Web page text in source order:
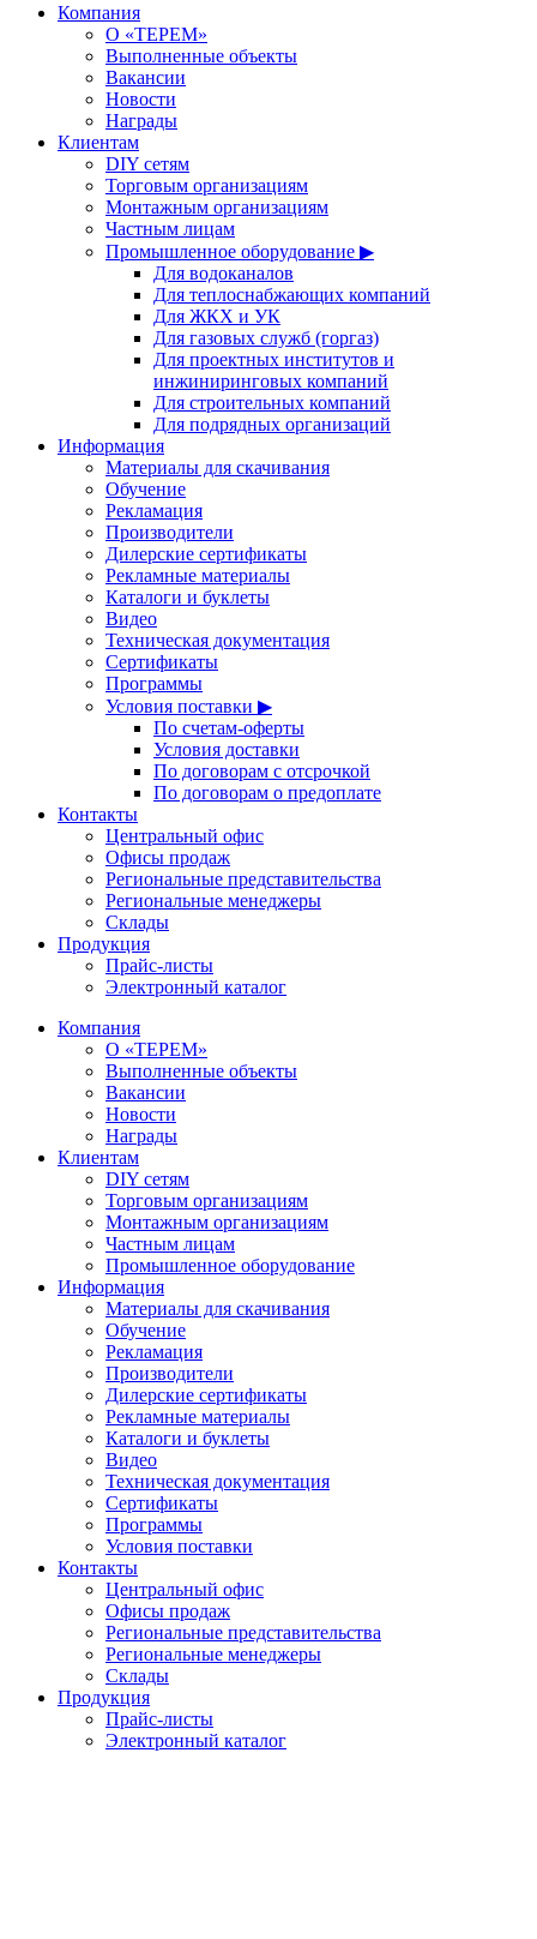
Компания
О «ТЕРЕМ»
Выполненные объекты
Вакансии
Новости
Награды
Клиентам
DIY сетям
Торговым организациям
Монтажным организациям
Частным лицам
Промышленное оборудование ▶
Для водоканалов
Для теплоснабжающих компаний
Для ЖКХ и УК
Для газовых служб (горгаз)
Для проектных институтов и
инжиниринговых компаний
Для строительных компаний
Для подрядных организаций
Информация
Материалы для скачивания
Обучение
Рекламация
Производители
Дилерские сертификаты
Рекламные материалы
Каталоги и буклеты
Видео
Техническая документация
Сертификаты
Программы
Условия поставки ▶
По счетам-оферты
Условия доставки
По договорам с отсрочкой
По договорам о предоплате
Контакты
Центральный офис
Офисы продаж
Региональные представительства
Региональные менеджеры
Склады
Продукция
Прайс-листы
Электронный каталог
Компания
О «ТЕРЕМ»
Выполненные объекты
Вакансии
Новости
Награды
Клиентам
DIY сетям
Торговым организациям
Монтажным организациям
Частным лицам
Промышленное оборудование
Информация
Материалы для скачивания
Обучение
Рекламация
Производители
Дилерские сертификаты
Рекламные материалы
Каталоги и буклеты
Видео
Техническая документация
Сертификаты
Программы
Условия поставки
Контакты
Центральный офис
Офисы продаж
Региональные представительства
Региональные менеджеры
Склады
Продукция
Прайс-листы
Электронный каталог